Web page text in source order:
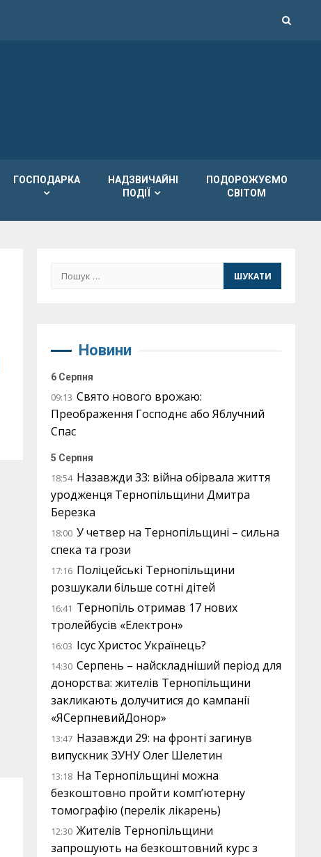
ГОСПОДАРКА
НАДЗВИЧАЙНІ
ПОДІЇ
ПОДОРОЖУЄМО
СВІТОМ
Пошук:
Новини
6 Серпня
09:13 Свято нового врожаю:
Преображення Господнє або Яблучний
Спас
5 Серпня
18:54 Назавжди 33: війна обірвала життя
уродженця Тернопільщини Дмитра
Березка
18:00 У четвер на Тернопільщині – сильна
спека та грози
17:16 Поліцейські Тернопільщини
розшукали більше сотні дітей
16:41 Тернопіль отримав 17 нових
тролейбусів «Електрон»
16:03 Ісус Христос Українець?
14:30 Серпень – найскладніший період для
донорства: жителів Тернопільщини
закликають долучитися до кампанії
«ЯСерпневийДонор»
13:47 Назавжди 29: на фронті загинув
випускник ЗУНУ Олег Шелетин
13:18 На Тернопільщині можна
безкоштовно пройти комп’ютерну
томографію (перелік лікарень)
12:30 Жителів Тернопільщини
запрошують на безкоштовний курс з